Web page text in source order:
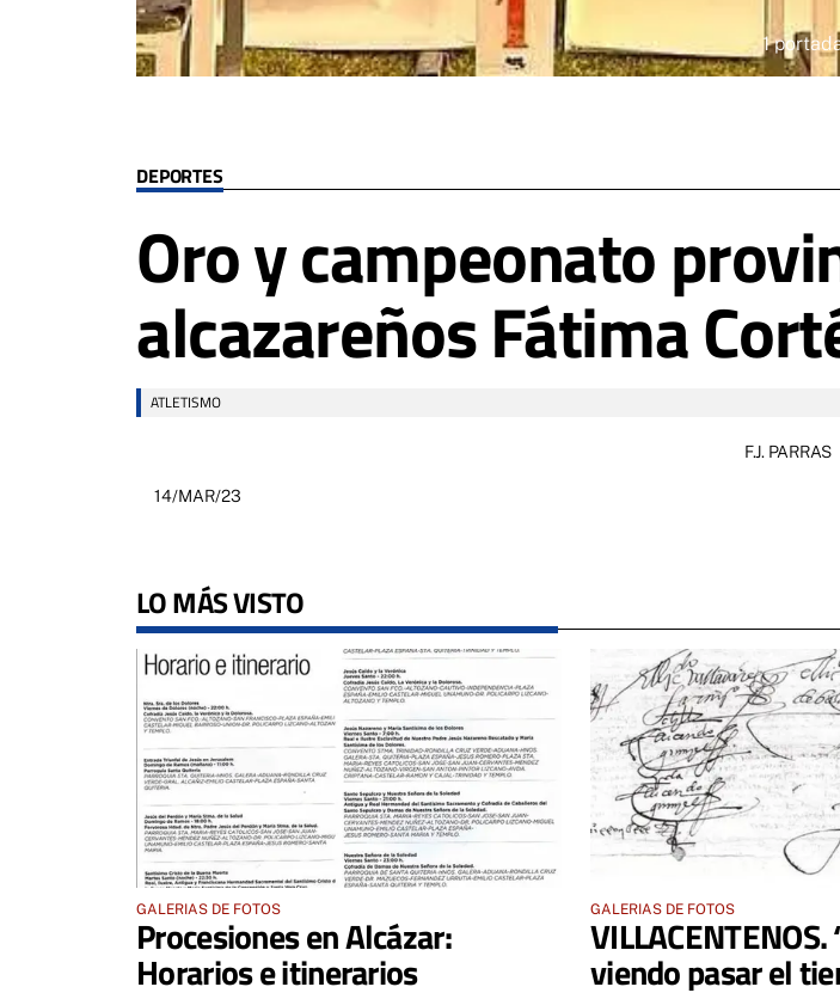
DEPORTES
Oro y campeonato
alcazareños Fátima
ATLETISMO
1
F.J. PARRAS
14/MAR/23
LO MÁS VISTO
GALERIAS DE FOTOS
Procesiones en Alcázar:
Horarios e itinerarios
GALERIAS DE FOTOS
viendo pasar el